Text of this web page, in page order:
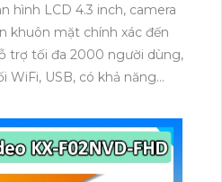
hình LCD 4.3 inch, camera
khuôn mặt chính xác đến
trợ tối đa 2000 người dùng,
USB, có khả năng